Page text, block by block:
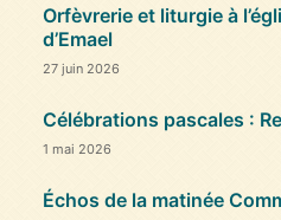
Orfèvrerie et liturgie à
d’Emael
27 juin 2026
Célébrations pascales :
1 mai 2026
Échos de la matinée